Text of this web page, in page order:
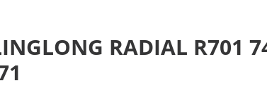
RADIAL R701